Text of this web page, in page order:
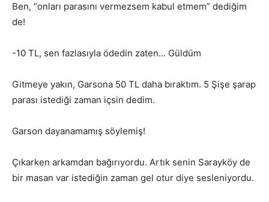
Ben, “onları parasını vermezsem kabul etmem” dediğim
de!
-10 TL, sen fazlasıyla ödedin zaten… Güldüm
Gitmeye yakın, Garsona 50 TL daha bıraktım. 5 Şişe şarap
parası istediği zaman içsin dedim.
Garson dayanamamış söylemiş!
Çıkarken arkamdan bağırıyordu. Artık senin Sarayköy de
bir masan var istediğin zaman gel otur diye sesleniyordu.